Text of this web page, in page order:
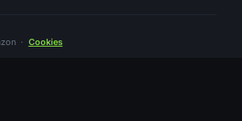
· Cookies